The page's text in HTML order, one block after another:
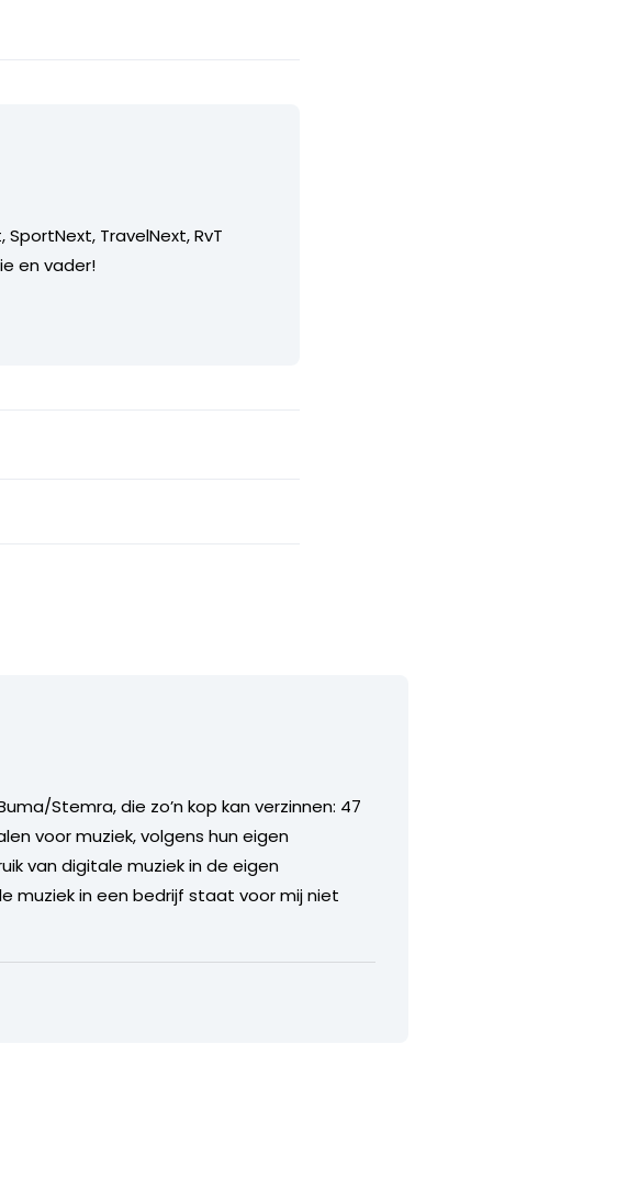
TravelNext, RvT
en vader!
Stemra, die zo’n kop kan verzinnen: 47
voor muziek, volgens hun eigen
van digitale muziek in de eigen
muziek in een bedrijf staat voor mij niet